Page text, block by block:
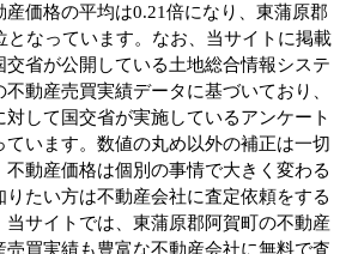
価格の平均は0.21倍になり、東蒲原郡
となっています。なお、当サイトに掲載
交省が公開している土地総合情報システ
動産売買実績データに基づいており、
して国交省が実施しているアンケート
います。数値の丸め以外の補正は一切
動産価格は個別の事情で大きく変わる
りたい方は不動産会社に査定依頼をする
当サイトでは、東蒲原郡阿賀町の不動産
買実績も豊富な不動産会社に無料で査